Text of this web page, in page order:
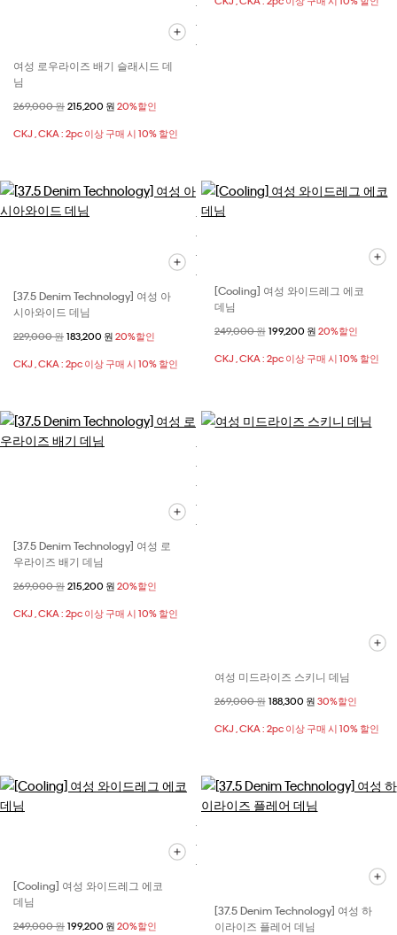
여성 로우라이즈 배기 슬래시드 데
님
할인 전 가격
269,000 원 할인된 가격
215,200 원 20%할인
CKJ , CKA : 2pc 이상 구매 시 10% 할인
[37.5 Denim Technology] 여성 아
시아와이드 데님
할인 전 가격
229,000 원 할인된 가격
183,200 원 20%할인
CKJ , CKA : 2pc 이상 구매 시 10% 할인
[Cooling] 여성 와이드레그 에코
데님
할인 전 가격
249,000 원할인된 가격
199,200 원 20%할인
CKJ , CKA : 2pc 이상 구매 시 10% 할인
[37.5 Denim Technology] 여성 로
우라이즈 배기 데님
할인 전 가격
269,000 원 할인된 가격
215,200 원 20%할인
CKJ , CKA : 2pc 이상 구매 시 10% 할인
여성 미드라이즈 스키니 데님
할인 전 가격
269,000 원할인된 가격
188,300 원 30%할인
CKJ , CKA : 2pc 이상 구매 시 10% 할인
[Cooling] 여성 와이드레그 에코
데님
할인 전 가격
249,000 원 할인된 가격
199,200 원 20%할인
[37.5 Denim Technology] 여성 하
이라이즈 플레어 데님